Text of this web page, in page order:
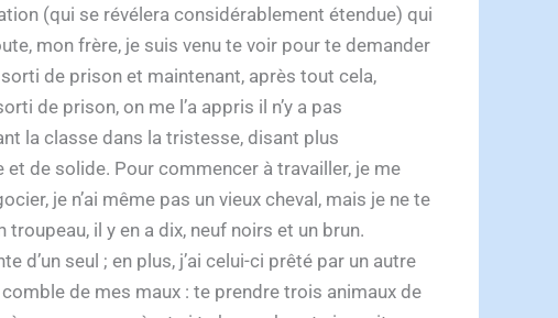
(qui se révélera considérablement étendue) qui
mon frère, je suis venu te voir pour te demander
de prison et maintenant, après tout cela,
de prison, on me l’a appris il n’y a pas
la classe dans la tristesse, disant plus
de solide. Pour commencer à travailler, je me
je n’ai même pas un vieux cheval, mais je ne te
il y en a dix, neuf noirs et un brun.
d’un seul ; en plus, j’ai celui-ci prêté par un autre
de mes maux : te prendre trois animaux de